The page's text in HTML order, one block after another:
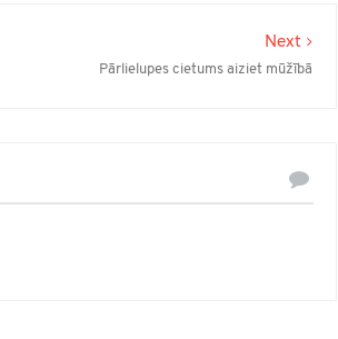
Next
Pārlielupes cietums aiziet mūžībā